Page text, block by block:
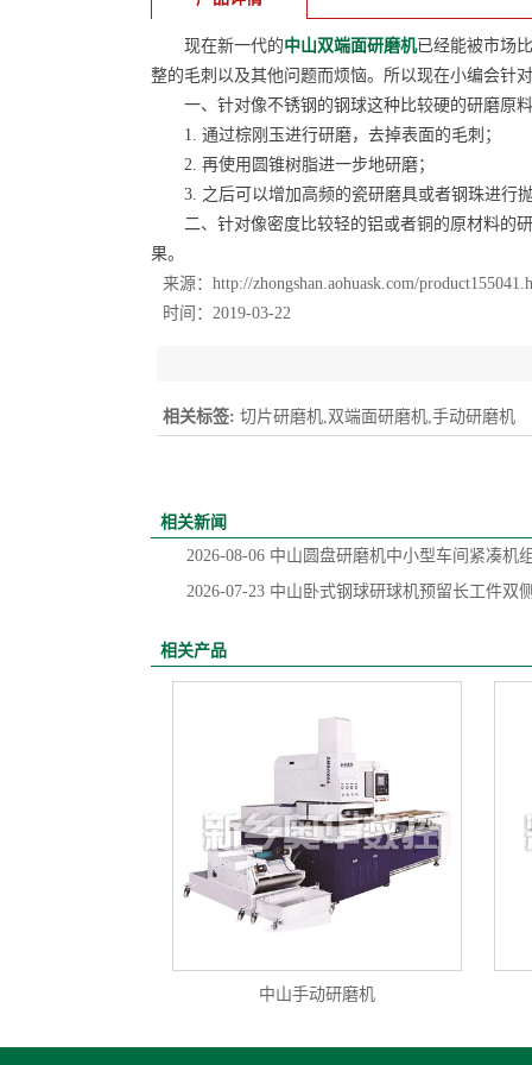
现在新一代的中山双端面研磨机已经能被市场
整的毛刺以及其他问题而烦恼。所以现在小编会针
一、针对像不锈钢的钢球这种比较硬的研磨原料
1. 通过棕刚玉进行研磨，去掉表面的毛刺；
2. 再使用圆锥树脂进一步地研磨；
3. 之后可以增加高频的瓷研磨具或者钢珠进行
二、针对像密度比较轻的铝或者铜的原材料的研
果。
来源： http://zhongshan.aohuask.com/
时间：2019-03-22
相关标签: 切片研磨机,双端面研磨机,手动研磨机
相关新闻
2026-08-06 中山圆盘研磨机中小型车间紧凑机
2026-07-23 中山卧式钢球研球机预留长工件双
相关产品
中山手动研磨机